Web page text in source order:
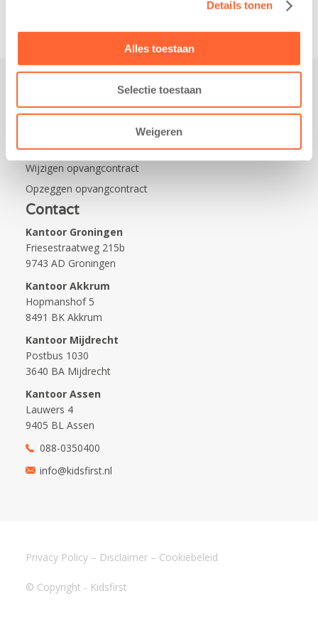
Details tonen
Alles toestaan
Selectie toestaan
Weigeren
Praktisch
Nieuws over Kids First
Wijzigen opvangcontract
Opzeggen opvangcontract
Contact
Kantoor Groningen
Friesestraatweg 215b
9743 AD Groningen
Kantoor Akkrum
Hopmanshof 5
8491 BK Akkrum
Kantoor Mijdrecht
Postbus 1030
3640 BA Mijdrecht
Kantoor Assen
Lauwers 4
9405 BL Assen
088-0350400
info@kidsfirst.nl
© Copyright - Kidsfirst
Privacy Policy – Disclaimer – Cookiebeleid